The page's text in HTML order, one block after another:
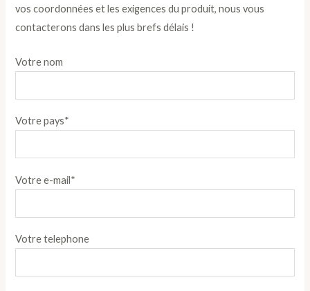
vos coordonnées et les exigences du produit, nous vous
contacterons dans les plus brefs délais !
Votre nom
Votre pays*
Votre e-mail*
Votre telephone